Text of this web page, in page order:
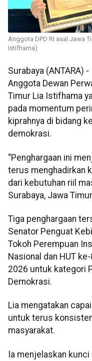
Anggota DPD RI asal Jawa
Istifhama)
Surabaya (ANTARA) -
Anggota Dewan
Timur Lia Istifhama
pada momentum
kiprahnya di bidang
demokrasi.
“Penghargaan ini
terus menghadirkan
dari kebutuhan riil
Surabaya, Jawa
Tiga penghargaan
Senator Penguat
Tokoh Perempuan
Nasional dan HUT
2026 untuk kategori
Demokrasi.
Lia mengatakan
untuk terus
masyarakat.
Ia menjelaskan